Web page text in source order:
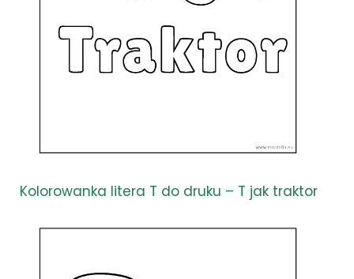
Kolorowanka litera T do druku – T jak traktor